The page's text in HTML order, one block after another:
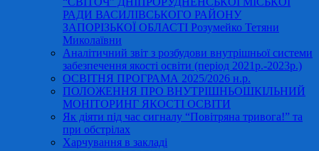
РАДИ ВАСИЛІВСЬКОГО РАЙОНУ
ЗАПОРІЗЬКОЇ ОБЛАСТІ Розумейко Тетяни
Миколаївни
Аналітичний звіт з розбудови внутрішньої системи
забезпечення якості освіти (період 2021р.-2023р.)
ОСВІТНЯ ПРОГРАМА 2025/2026 н.р.
ПОЛОЖЕННЯ ПРО ВНУТРІШНЬОШКІЛЬНИЙ
МОНІТОРИНГ ЯКОСТІ ОСВІТИ
Як діяти під час сигналу “Повітряна тривога!” та
при обстрілах
Харчування в закладі